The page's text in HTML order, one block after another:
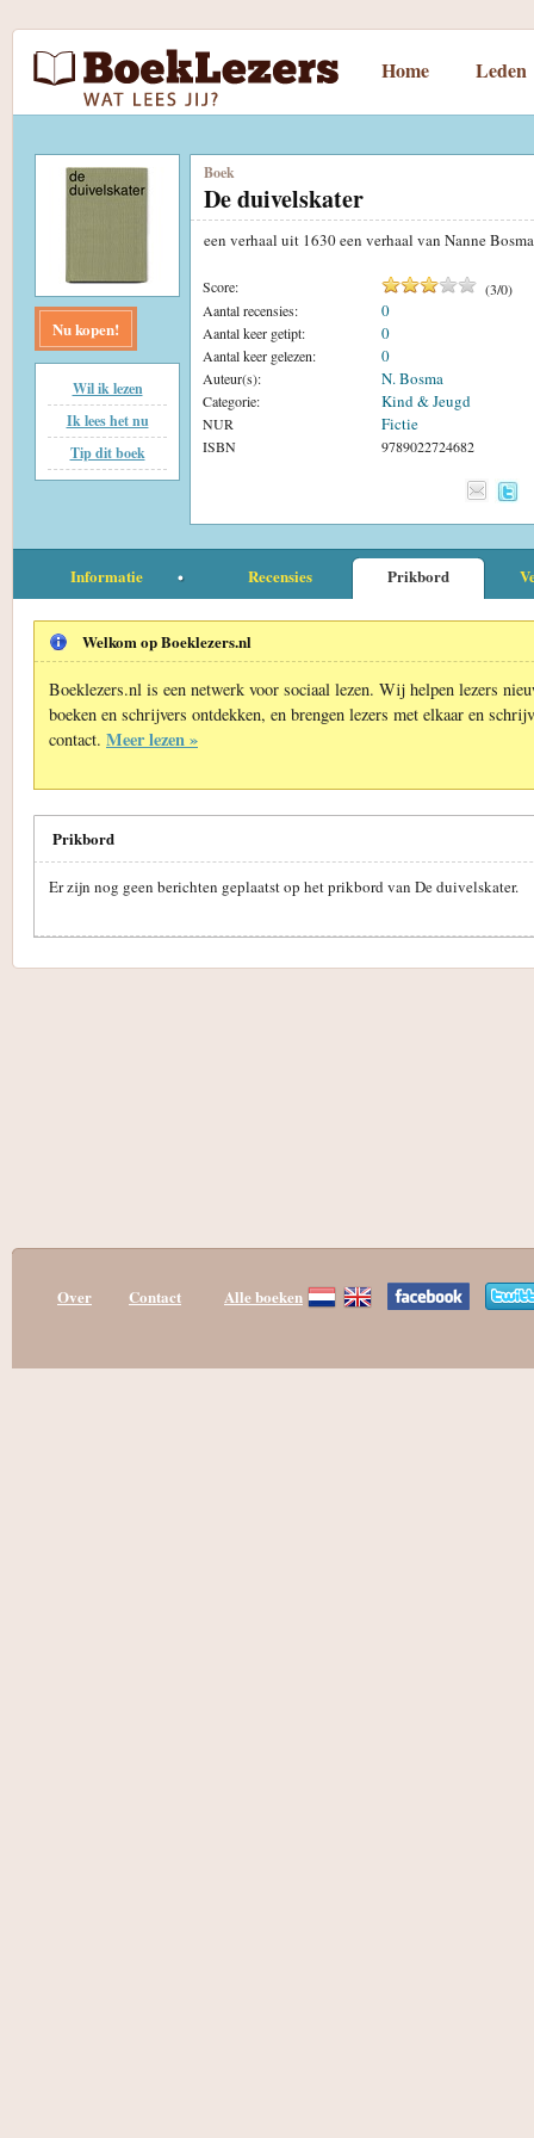
Home Leden
Nu kopen!
Wil ik lezen
Ik lees het nu
Tip dit boek
Boek
De duivelskater
een verhaal uit 1630 een verhaal van Nanne
Score: (3/0)
Aantal recensies:
0
Aantal keer getipt: 0
Aantal keer gelezen: 0
Auteur(s): N. Bosma
Categorie: Kind & Jeugd
NUR Fictie
ISBN 9789022724682
Informatie Recensies Prikbord
Welkom op Boeklezers.nl
Boeklezers.nl is een netwerk voor sociaal lezen. Wij helpen lezers
boeken en schrijvers ontdekken, en brengen lezers met elkaar en
contact. Meer lezen »
Prikbord
Er zijn nog geen berichten geplaatst op het prikbord van De duivelskater.
Over Contact Alle boeken